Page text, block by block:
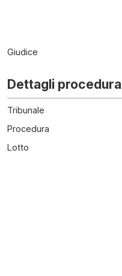
Giudice
Dettagli procedura
Tribunale
Procedura
Lotto